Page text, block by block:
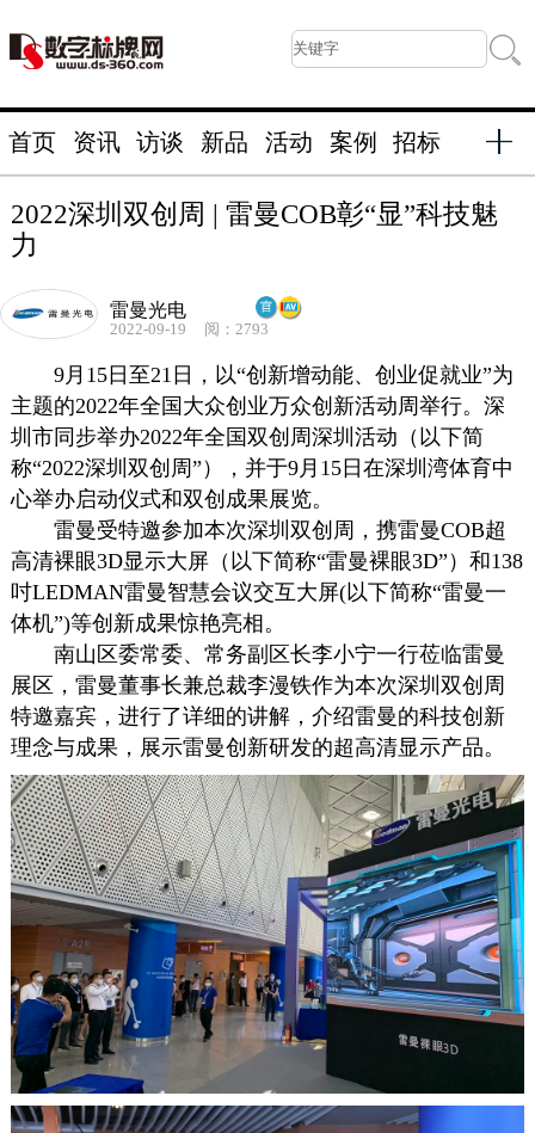
首页 资讯 访谈 新品 活动 案例 招标
2022深圳双创周 | 雷曼COB彰“显”科技魅
力
雷曼光电
2022-09-19 阅：2793
9月15日至21日，以“创新增动能、创业促就业”为
主题的2022年全国大众创业万众创新活动周举行。深
圳市同步举办2022年全国双创周深圳活动（以下简
称“2022深圳双创周”），并于9月15日在深圳湾体育中
心举办启动仪式和双创成果展览。
雷曼受特邀参加本次深圳双创周，携雷曼COB超
高清裸眼3D显示大屏（以下简称“雷曼裸眼3D”）和138
吋LEDMAN雷曼智慧会议交互大屏(以下简称“雷曼一
体机”)等创新成果惊艳亮相。
南山区委常委、常务副区长李小宁一行莅临雷曼
展区，雷曼董事长兼总裁李漫铁作为本次深圳双创周
特邀嘉宾，进行了详细的讲解，介绍雷曼的科技创新
理念与成果，展示雷曼创新研发的超高清显示产品。